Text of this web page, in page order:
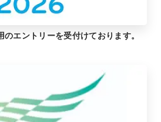
エントリーを受付けております。